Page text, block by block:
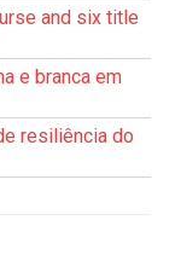
and six title
e branca em
resiliência do